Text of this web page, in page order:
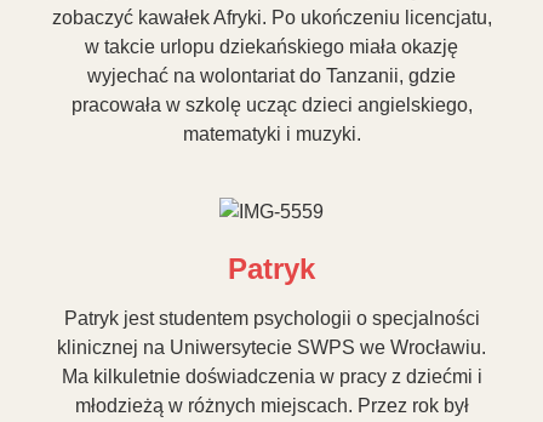
zobaczyć kawałek Afryki. Po ukończeniu licencjatu,
w takcie urlopu dziekańskiego miała okazję
wyjechać na wolontariat do Tanzanii, gdzie
pracowała w szkolę ucząc dzieci angielskiego,
matematyki i muzyki.
Patryk
Patryk jest studentem psychologii o specjalności
klinicznej na Uniwersytecie SWPS we Wrocławiu.
Ma kilkuletnie doświadczenia w pracy z dziećmi i
młodzieżą w różnych miejscach. Przez rok był